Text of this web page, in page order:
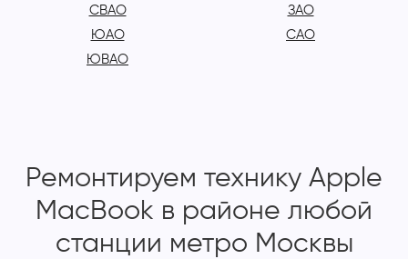
СВАО
ЮАО
ЮВАО
ЗАО
САО
Ремонтируем технику Apple
MacBook в районе любой
станции метро Москвы